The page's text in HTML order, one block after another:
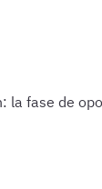
fase de